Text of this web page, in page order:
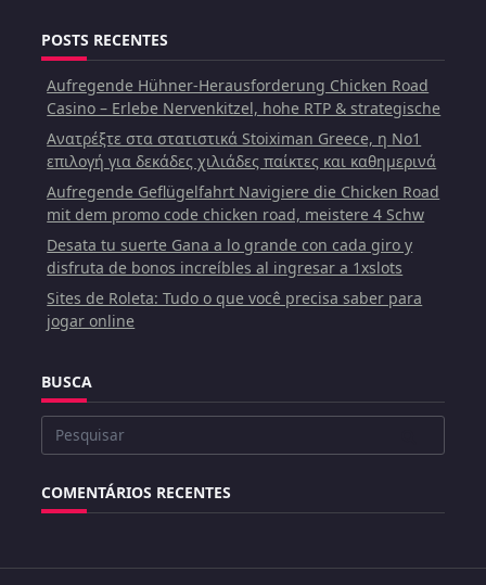
POSTS RECENTES
Aufregende Hühner-Herausforderung Chicken Road
Casino – Erlebe Nervenkitzel, hohe RTP & strategische
Ανατρέξτε στα στατιστικά Stoiximan Greece, η Νο1
επιλογή για δεκάδες χιλιάδες παίκτες και καθημερινά
Aufregende Geflügelfahrt Navigiere die Chicken Road
mit dem promo code chicken road, meistere 4 Schw
Desata tu suerte Gana a lo grande con cada giro y
disfruta de bonos increíbles al ingresar a 1xslots
Sites de Roleta: Tudo o que você precisa saber para
jogar online
BUSCA
Buscar
COMENTÁRIOS RECENTES